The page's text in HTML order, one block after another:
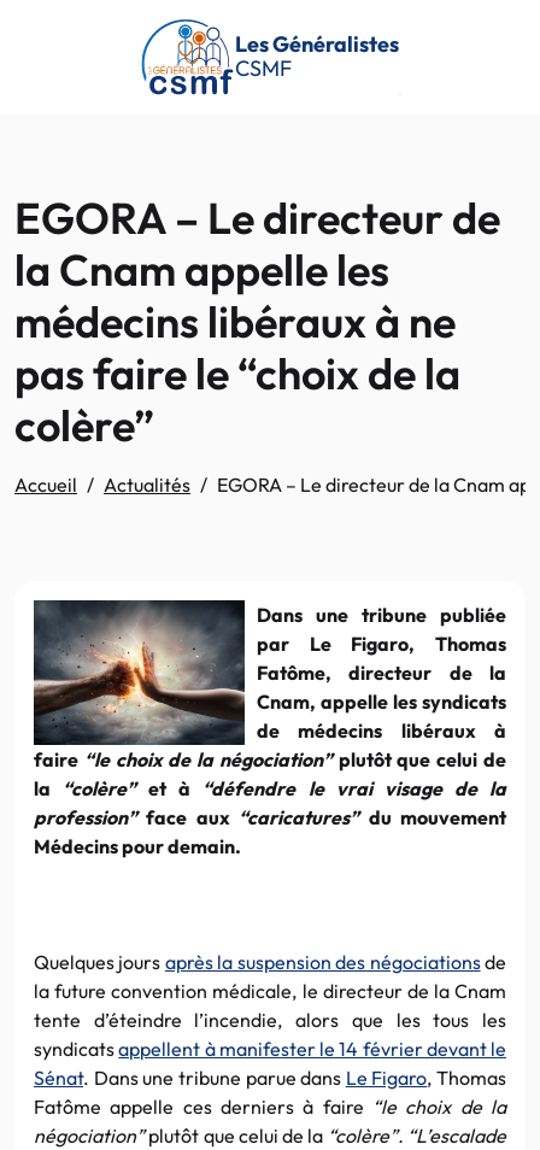
Passer au contenu principal
Les Généralistes
CSMF
EGORA – Le directeur de
la Cnam appelle les
médecins libéraux à ne
pas faire le “choix de la
colère”
Accueil Actualités EGORA – Le directeur de la Cnam
Dans une tribune publiée
par Le Figaro, Thomas
Fatôme, directeur de la
Cnam, appelle les syndicats
de médecins libéraux à
faire “le choix de la négociation”plutôt que celui de
la “colère”et à “défendre le vrai visage de la
profession”face aux “caricatures”du mouvement
Médecins pour demain.
Quelques jours après la suspension des négociationsde
la future convention médicale, le directeur de la Cnam
tente d’éteindre l’incendie, alors que les tous les
syndicatsappellent à manifester le 14 février devant le
Sénat. Dans une tribune parue dans Le Figaro, Thomas
Fatôme appelle ces derniers à faire “le choix de la
négociation”plutôt que celui de la “colère”. “L’escalade